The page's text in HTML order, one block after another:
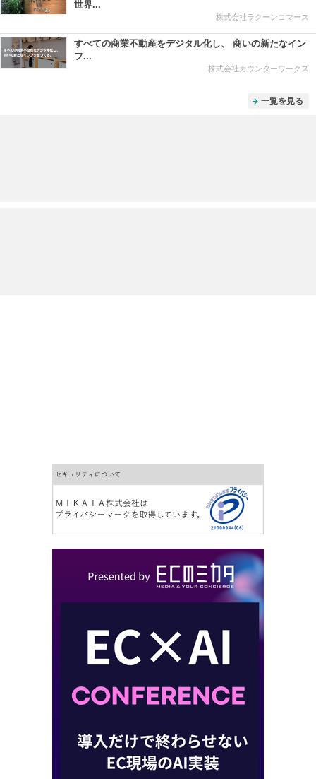
世界...
株式会社ラクーンコマース
すべての商業不動産をデジタル化し、 商いの新たなイン
フ...
株式会社カウンターワークス
一覧を見る